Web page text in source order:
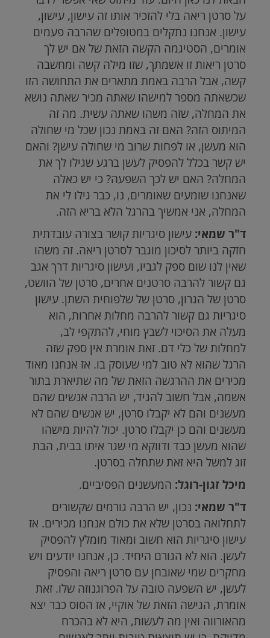
על סרטן ריאה בלי להזכיר אותו זה עישון, עישון,
עישון. אנחנו נתקלים במטופלים שהרבה פעמים
אומרים, הסטיגמה הקשה הזאת של אם יש לך
סרטן ריאות זו אשמתך, שזו מילה קשה ומחשבה
קשה, אבל הרבה באמת מתארים את התחושה הזו
שכשאתה מספר למישהו שאתה מכיר שאתה נושא
את המחלה, שזה משהו שאתה עשית. מה זה
המיתוס הזה? האם זה באמת נכון שכל מי שחולה
הוא מעשן, או לפחות שרוב מי שחולה עישן? והאם
יש קשר בכלל להפסיק לעשן ברגע שגילו לך את
המחלה? האם יש לכך השפעה? כי יש כאלה
שאנחנו שומעים שאומרים, נו, כבר גילו לי את
המחלה, אני אמשיך בהרגל הלא בריא הזה.
ד"ר שמאי: עישון סיגריות קושר בצורה עובדתית
חזקה ביותר לסיכון מוגבר לסרטן ריאה. זה משהו
שאין לנו שום ספק לגביו, ועישון סיגריות דרך אגב
גם קשור להרבה סרטנים אחרים, סרטן של הוושט,
סרטן של הגרון, סרטן של שלפוחית השתן. עישון
סיגריות גם קשור להרבה מחלות אחרות, הוא
מעלה את הסיכוי לשבץ מוחי, להתקפי לב,
למחלות של כלי דם. זאת אומרת אין ספק שזה
הרגל שהוא לא טוב למי שעוסק בו. אז אנחנו מאוד
מכירים את ההרגשה הזאת של מה שתיארת בתור
אשמה, אבל חשוב להגיד, יש הרבה אנשים שהם
מעשנים והם לא יקבלו סרטן, יש אנשים שהם לא
מעשנים והם כן יקבלו סרטן. יכול להיות מישהו
שהוא מעשן כבד ודווקא מי שגר איתו בבית, הבת
זוג למשל היא זאת שתחלה בסרטן.
מיכל זגון-רוגל: המעשנים הפסיביים.
ד"ר שמאי: נכון, יש הרבה גורמים שקשורים
לתחלואה בסרטן שלא את כולם אנחנו מכירים. אז
עישון סיגריות הוא חשוב ומאוד מומלץ להפסיק
לעשן. הוא לא הגורם היחיד. כן, אנחנו יודעים ויש
מחקרים שמי שאובחן עם סרטן ריאה והפסיק
לעשן, יש השפעה טובה על הפרוגנוזה שלו. זאת
אומרת, הגישה הזאת של אוקיי, אז הסוס כבר יצא
מהאורווה ואין מה לעשות, היא לא בהכרח